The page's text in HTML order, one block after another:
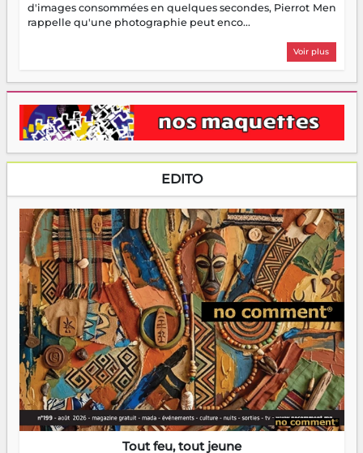
d'images consommées en quelques secondes, Pierrot Men
rappelle qu'une photographie peut enco...
Voir plus
EDITO
Tout feu, tout jeune